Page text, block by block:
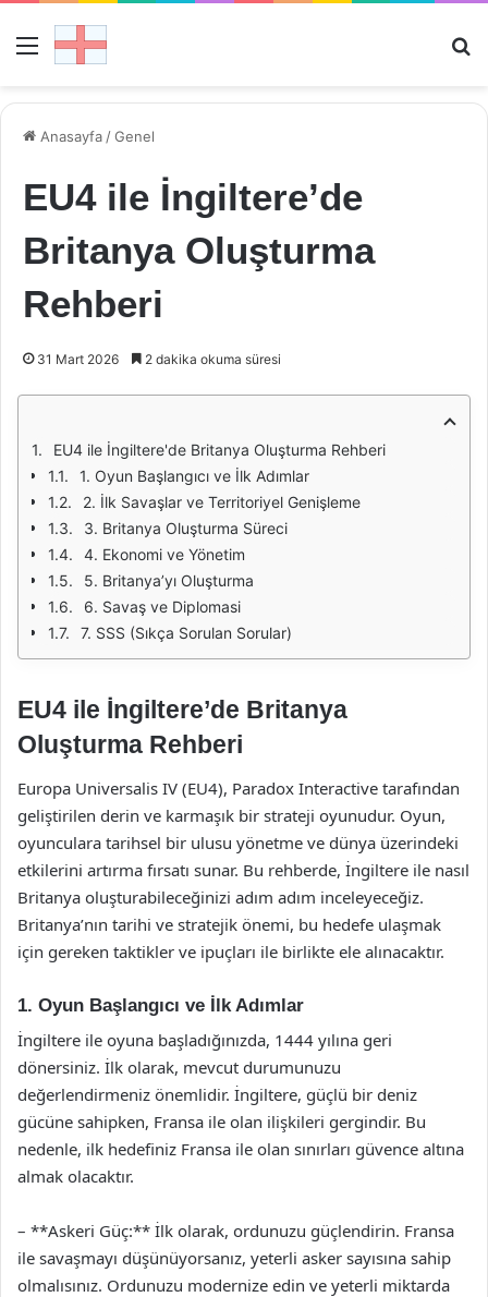
Menü
Anasayfa /Genel
EU4 ile İngiltere’de
Britanya Oluşturma
Rehberi
31 Mart 2026 2 dakika okuma süresi
EU4 ile İngiltere'de Britanya Oluşturma Rehberi
1. Oyun Başlangıcı ve İlk Adımlar
2. İlk Savaşlar ve Territoriyel Genişleme
3. Britanya Oluşturma Süreci
4. Ekonomi ve Yönetim
5. Britanya’yı Oluşturma
6. Savaş ve Diplomasi
7. SSS (Sıkça Sorulan Sorular)
EU4 ile İngiltere’de Britanya
Oluşturma Rehberi
Europa Universalis IV (EU4), Paradox Interactive tarafından
geliştirilen derin ve karmaşık bir strateji oyunudur. Oyun,
oyunculara tarihsel bir ulusu yönetme ve dünya üzerindeki
etkilerini artırma fırsatı sunar. Bu rehberde, İngiltere ile nasıl
Britanya oluşturabileceğinizi adım adım inceleyeceğiz.
Britanya’nın tarihi ve stratejik önemi, bu hedefe ulaşmak
için gereken taktikler ve ipuçları ile birlikte ele alınacaktır.
1. Oyun Başlangıcı ve İlk Adımlar
İngiltere ile oyuna başladığınızda, 1444 yılına geri
dönersiniz. İlk olarak, mevcut durumunuzu
değerlendirmeniz önemlidir. İngiltere, güçlü bir deniz
gücüne sahipken, Fransa ile olan ilişkileri gergindir. Bu
nedenle, ilk hedefiniz Fransa ile olan sınırları güvence altına
almak olacaktır.
– **Askeri Güç:** İlk olarak, ordunuzu güçlendirin. Fransa
ile savaşmayı düşünüyorsanız, yeterli asker sayısına sahip
olmalısınız. Ordunuzu modernize edin ve yeterli miktarda